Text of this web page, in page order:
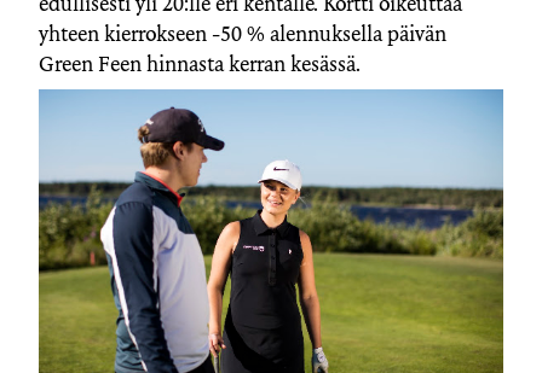
yhteen kierrokseen -50 % alennuksella päivän
Green Feen hinnasta kerran kesässä.